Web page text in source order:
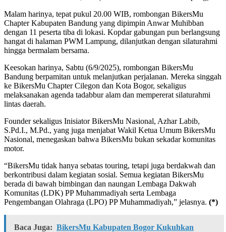
Malam harinya, tepat pukul 20.00 WIB, rombongan BikersMu
Chapter Kabupaten Bandung yang dipimpin Anwar Muhibban
dengan 11 peserta tiba di lokasi. Kopdar gabungan pun berlangsung
hangat di halaman PWM Lampung, dilanjutkan dengan silaturahmi
hingga bermalam bersama.
Keesokan harinya, Sabtu (6/9/2025), rombongan BikersMu
Bandung berpamitan untuk melanjutkan perjalanan. Mereka singgah
ke BikersMu Chapter Cilegon dan Kota Bogor, sekaligus
melaksanakan agenda tadabbur alam dan mempererat silaturahmi
lintas daerah.
Founder sekaligus Inisiator BikersMu Nasional, Azhar Labib,
S.Pd.I., M.Pd., yang juga menjabat Wakil Ketua Umum BikersMu
Nasional, menegaskan bahwa BikersMu bukan sekadar komunitas
motor.
“BikersMu tidak hanya sebatas touring, tetapi juga berdakwah dan
berkontribusi dalam kegiatan sosial. Semua kegiatan BikersMu
berada di bawah bimbingan dan naungan Lembaga Dakwah
Komunitas (LDK) PP Muhammadiyah serta Lembaga
Pengembangan Olahraga (LPO) PP Muhammadiyah,” jelasnya. (*)
Baca Juga: BikersMu Kabupaten Bogor Kukuhkan